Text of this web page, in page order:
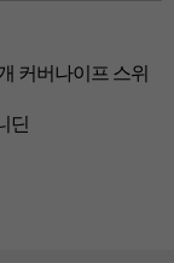
커버나이프 스위
딘